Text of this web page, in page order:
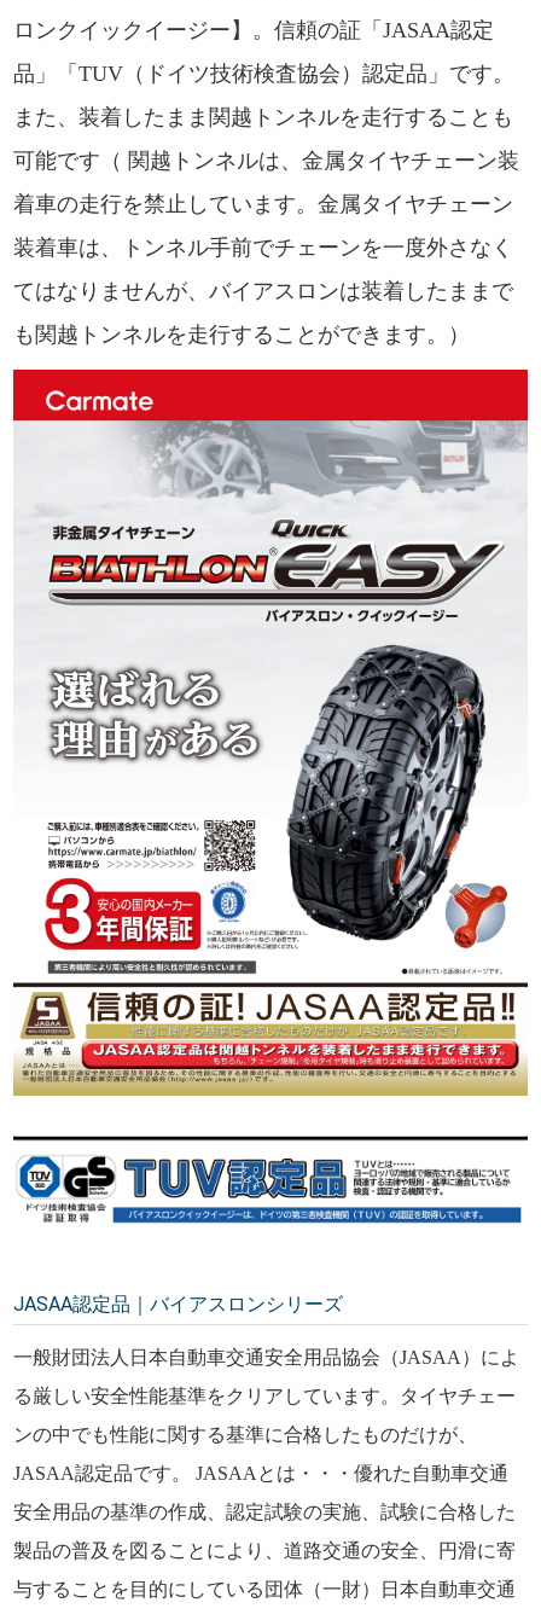
ロンクイックイージー】。信頼の証「JASAA認定
品」「TUV（ドイツ技術検査協会）認定品」です。
また、装着したまま関越トンネルを走行することも
可能です（ 関越トンネルは、金属タイヤチェーン装
着車の走行を禁止しています。金属タイヤチェーン
装着車は、トンネル手前でチェーンを一度外さなく
てはなりませんが、バイアスロンは装着したままで
も関越トンネルを走行することができます。）
JASAA認定品｜バイアスロンシリーズ
一般財団法人日本自動車交通安全用品協会（JASAA）によ
る厳しい安全性能基準をクリアしています。タイヤチェー
ンの中でも性能に関する基準に合格したものだけが、
JASAA認定品です。 JASAAとは・・・優れた自動車交通
安全用品の基準の作成、認定試験の実施、試験に合格した
製品の普及を図ることにより、道路交通の安全、円滑に寄
与することを目的にしている団体（一財）日本自動車交通